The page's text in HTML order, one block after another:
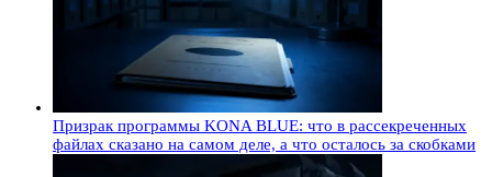
Призрак программы KONA BLUE: что в рассекреченных
файлах сказано на самом деле, а что осталось за скобками